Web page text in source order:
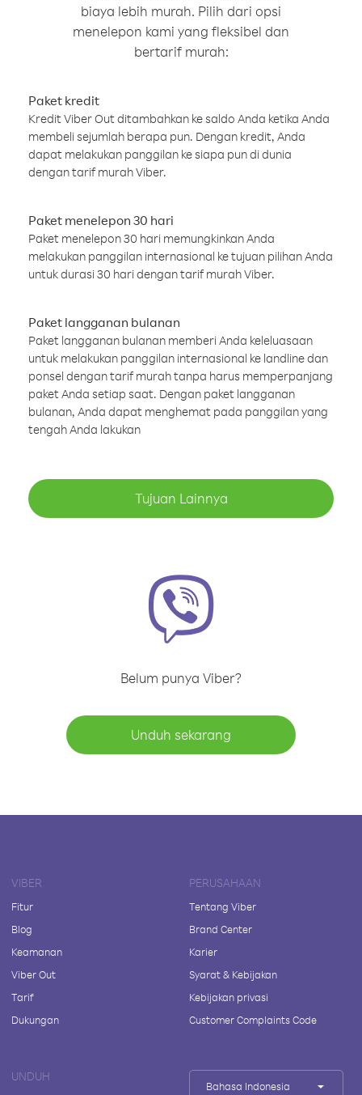
biaya lebih murah. Pilih dari opsi
menelepon kami yang fleksibel dan
bertarif murah:
Paket kredit
Kredit Viber Out ditambahkan ke saldo Anda ketika Anda
membeli sejumlah berapa pun. Dengan kredit, Anda
dapat melakukan panggilan ke siapa pun di dunia
dengan tarif murah Viber.
Paket menelepon 30 hari
Paket menelepon 30 hari memungkinkan Anda
melakukan panggilan internasional ke tujuan pilihan Anda
untuk durasi 30 hari dengan tarif murah Viber.
Paket langganan bulanan
Paket langganan bulanan memberi Anda keleluasaan
untuk melakukan panggilan internasional ke landline dan
ponsel dengan tarif murah tanpa harus memperpanjang
paket Anda setiap saat. Dengan paket langganan
bulanan, Anda dapat menghemat pada panggilan yang
tengah Anda lakukan
Tujuan Lainnya
Belum punya Viber?
Unduh sekarang
VIBER
Fitur
Blog
Keamanan
Viber Out
Tarif
Dukungan
PERUSAHAAN
Tentang Viber
Brand Center
Karier
Syarat & Kebijakan
Kebijakan privasi
Customer Complaints Code
UNDUH
Bahasa Indonesia